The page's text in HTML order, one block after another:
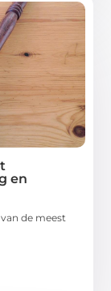
en
de meest